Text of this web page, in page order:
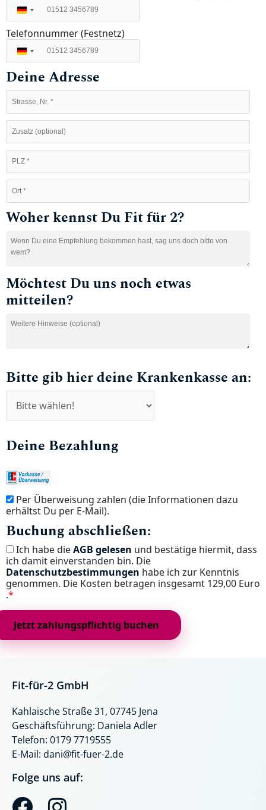
Deutschland
+49
Telefonnummer (Festnetz)
Deutschland
+49
Deine Adresse
Woher kennst Du Fit für 2?
Möchtest Du uns noch etwas
mitteilen?
Bitte gib hier deine Krankenkasse an:
Deine Bezahlung
Per Überweisung zahlen (die Informationen dazu
erhältst Du per E-Mail).
Buchung abschließen:
Ich habe dieAGB gelesen und bestätige hiermit, dass
ich damit einverstanden bin. Die
Datenschutzbestimmungen habe ich zur Kenntnis
genommen. Die Kosten betragen insgesamt 129,00 Euro
.*
Fit-für-2 GmbH
Kahlaische Straße 31, 07745 Jena
Geschäftsführung: Daniela Adler
Telefon: 0179 7719555
E-Mail: dani@fit-fuer-2.de
Folge uns auf: